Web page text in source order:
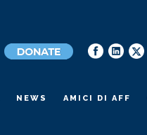
NEWS AMICI DI AFF